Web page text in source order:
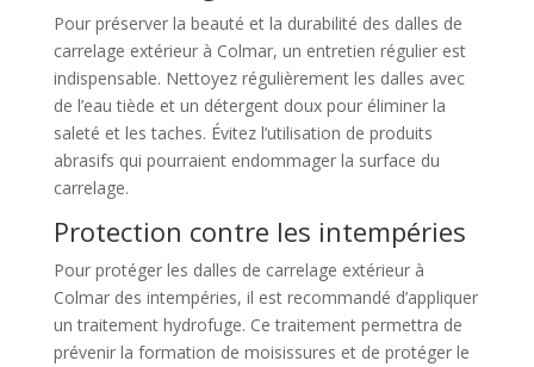
Pour préserver la beauté et la durabilité des dalles de
carrelage extérieur à Colmar, un entretien régulier est
indispensable. Nettoyez régulièrement les dalles avec
de l’eau tiède et un détergent doux pour éliminer la
saleté et les taches. Évitez l’utilisation de produits
abrasifs qui pourraient endommager la surface du
carrelage.
Protection contre les intempéries
Pour protéger les dalles de carrelage extérieur à
Colmar des intempéries, il est recommandé d’appliquer
un traitement hydrofuge. Ce traitement permettra de
prévenir la formation de moisissures et de protéger le